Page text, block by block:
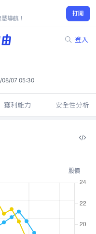
導航！
打開
登入
08/07 05:30
獲利能力 安全性分析